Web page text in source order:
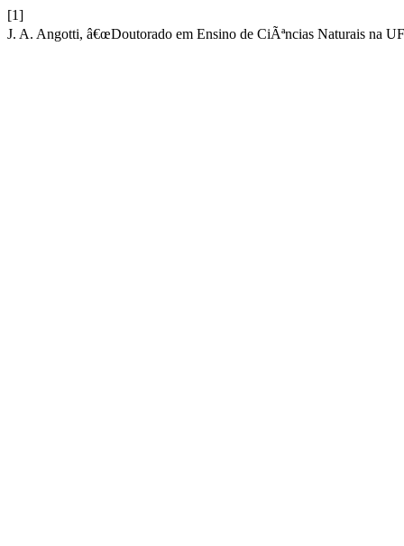
[1]
J. A. Angotti, â€œDoutorado em Ensino de CiÃªncias Naturais na